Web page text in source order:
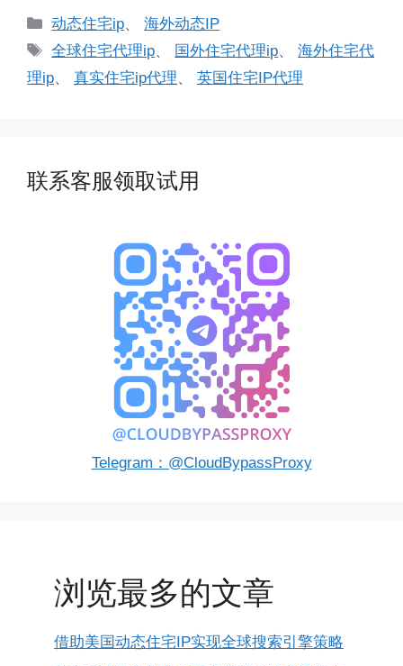
分
类
动态住宅ip、海外动态IP
标
全球住宅代理ip、 国外住宅代理ip、海外住宅代
理ip、 真实住宅ip代理、 英国住宅IP代理
联系客服领取试用
Telegram：@CloudBypassProxy
浏览最多的文章
借助美国动态住宅IP实现全球搜索引擎策略